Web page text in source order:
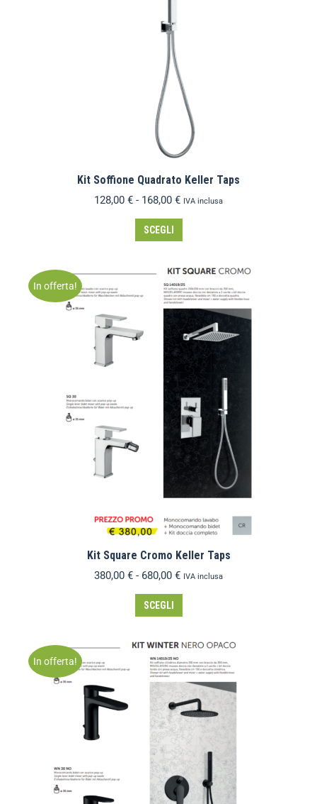
Kit Soffione Quadrato Keller Taps
128,00 € - 168,00 € IVA inclusa
SCEGLI
In offerta!
Kit Square Cromo Keller Taps
380,00 € - 680,00 € IVA inclusa
SCEGLI
In offerta!